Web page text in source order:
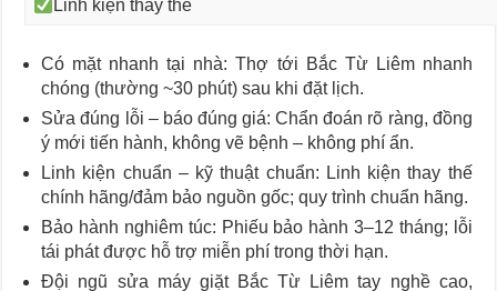
Linh kiện thay thế
Có mặt nhanh tại nhà: Thợ tới Bắc Từ Liêm nhanh
chóng (thường ~30 phút) sau khi đặt lịch.
Sửa đúng lỗi – báo đúng giá: Chẩn đoán rõ ràng, đồng
ý mới tiến hành, không vẽ bệnh – không phí ẩn.
Linh kiện chuẩn – kỹ thuật chuẩn: Linh kiện thay thế
chính hãng/đảm bảo nguồn gốc; quy trình chuẩn hãng.
Bảo hành nghiêm túc: Phiếu bảo hành 3–12 tháng; lỗi
tái phát được hỗ trợ miễn phí trong thời hạn.
Đội ngũ sửa máy giặt Bắc Từ Liêm tay nghề cao,